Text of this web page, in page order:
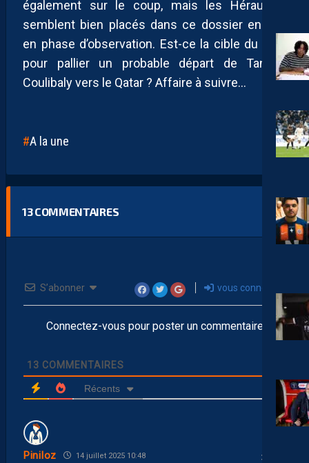
également sur le coup, mais les Héraultais
semblent bien placés dans ce dossier encore
en phase d’observation. Est-ce la cible du club
pour pallier un probable départ de Tanguy
Coulibaly vers le Qatar ? Affaire à suivre…
A la une
13COMMENTAIRES
S’abonner vous connecter
Connectez-vous pour poster un commentaire
13 COMMENTAIRES
Récents
Piniloz 14 juillet 2025 10:48